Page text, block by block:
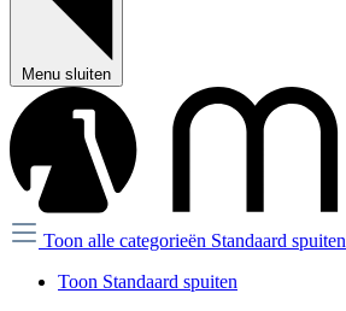
Menu sluiten
Toon alle categorieën Standaard spuiten
Toon Standaard spuiten